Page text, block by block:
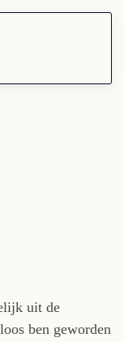
uit de
ben geworden